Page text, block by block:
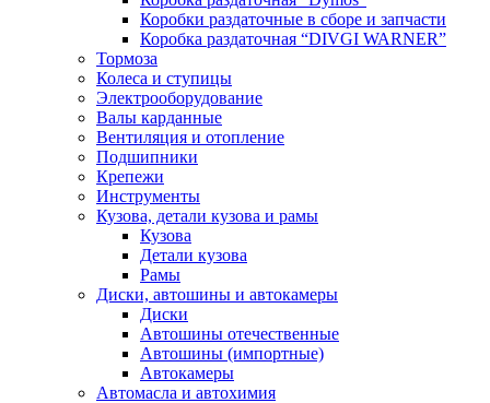
Коробки раздаточные в сборе и запчасти
Коробка раздаточная “DIVGI WARNER”
Тормоза
Колеса и ступицы
Электрооборудование
Валы карданные
Вентиляция и отопление
Подшипники
Крепежи
Инструменты
Кузова, детали кузова и рамы
Кузова
Детали кузова
Рамы
Диски, автошины и автокамеры
Диски
Автошины отечественные
Автошины (импортные)
Автокамеры
Автомасла и автохимия